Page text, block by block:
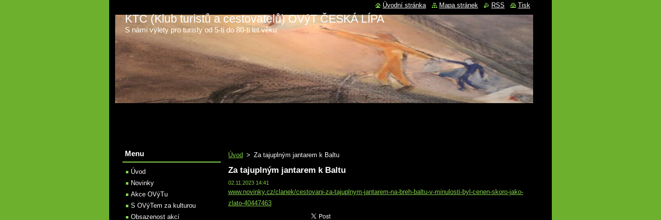
KTC (Klub turistů a cestovatelů) OVýT ČESKÁ LÍPA
S námi výlety pro turisty od 5-ti do 80-ti let věku
Úvod > Za tajuplným jantarem k Baltu
Za tajuplným jantarem k Baltu
02.11.2023 14:41
www.novinky.cz/clanek/cestovani-za-tajuplnym-jantarem-na-breh-baltu-v-minulosti-byl-cenen-skoro-jako-
zlato-40447463
Menu
Úvod
Novinky
Akce OVýTu
S OVýTem za kulturou
Obsazenost akcí
Úvodní stránka Mapa stránek RSS Tisk